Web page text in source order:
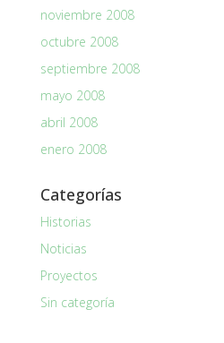
noviembre 2008
octubre 2008
septiembre 2008
mayo 2008
abril 2008
enero 2008
Categorías
Historias
Noticias
Proyectos
Sin categoría